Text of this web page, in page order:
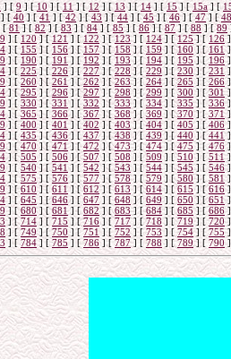
] [9 ] [10] [ 11] [12] [13 ] [14] [ 15] [ 15a] [
[40] [ 41 ] [42] [43] [44] [45] [ 46] [ 47] [48
[81] [ 82 ] [ 83 ] [84 ] [85] [86 ] [ 87 ] [88 ] [89
] [ 120 ] [121 ] [122 ] [123] [ 124 ] [125] [ 126]
] [155] [ 156] [157 ] [158] [159] [160 ] [161]
] [ 190] [ 191 ] [192 ] [ 193] [ 194] [ 195] [196]
] [ 225] [226] [ 227] [228 ] [229 ] [ 230 ] [ 231 ]
] [260 ] [ 261 ] [262 ] [263] [264] [265 ] [266]
] [295 ] [ 296] [297 ] [298 ] [299 ] [ 300 ] [301]
] [ 330] [331] [332 ] [333] [ 334 ] [335] [ 336 ]
] [365 ] [ 366] [367 ] [ 368] [ 369] [370] [ 371 ]
] [400] [401 ] [402 ] [ 403 ] [404] [ 405 ] [406 ]
] [ 435] [436] [ 437] [438 ] [ 439] [ 440 ] [ 441]
] [470] [471] [472 ] [473] [474 ] [475 ] [ 476]
] [505 ] [ 506 ] [507 ] [ 508 ] [509 ] [510] [511]
] [ 540] [ 541 ] [ 542 ] [ 543 ] [544 ] [545] [ 546]
] [ 575 ] [576 ] [577 ] [ 578] [ 579] [580] [ 581 ]
] [610 ] [ 611 ] [612 ] [613 ] [614 ] [ 615 ] [616]
] [ 645 ] [646] [647 ] [648] [ 649] [ 650 ] [651]
] [680] [681] [ 682] [683] [684 ] [685 ] [686 ]
] [714 ] [ 715] [716] [717] [ 718 ] [719 ] [720]
] [749] [ 750] [ 751 ] [752 ] [753 ] [ 754] [ 755]
] [ 784] [785 ] [786 ] [787] [ 788 ] [ 789] [ 790 ]